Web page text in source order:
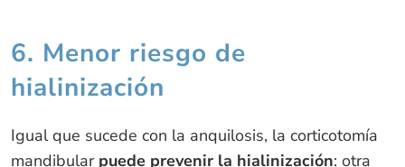
6. Menor riesgo de
hialinización
Igual que sucede con la anquilosis, la corticotomía
mandibular puede prevenir la hialinización: otra